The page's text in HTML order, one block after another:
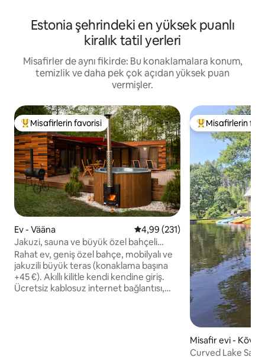
Estonia şehrindeki en yüksek puanlı
kiralık tatil yerleri
Misafirler de aynı fikirde: Bu konaklamalara konum,
temizlik ve daha pek çok açıdan yüksek puan
vermişler.
Misafirlerin favorilerinden en beğenilenler arasında
Misafirlerin favorisi
Ev - Vääna 5 üzerinden ortalama 4,99
4,99 (231)
Jakuzi, sauna ve büyük özel bahçeli
rahat ev
Rahat ev, geniş özel bahçe, mobilyalı ve
jakuzili büyük teras (konaklama başına
+45 €). Akıllı kilitle kendi kendine giriş.
Ücretsiz kablosuz internet bağlantısı,
Misafirlerin
Misafirlerin
Misafir evi -
Curved Lake